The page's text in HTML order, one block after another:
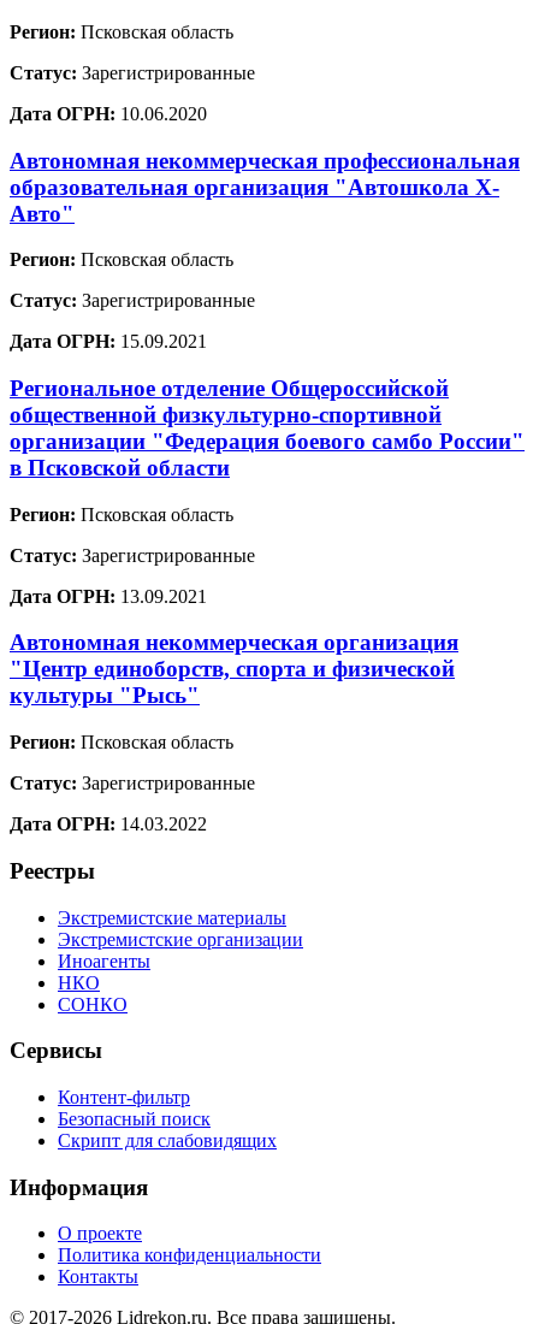
Регион: Псковская область
Статус: Зарегистрированные
Дата ОГРН: 10.06.2020
Автономная некоммерческая профессиональная
образовательная организация "Автошкола Х-
Авто"
Регион: Псковская область
Статус: Зарегистрированные
Дата ОГРН: 15.09.2021
Региональное отделение Общероссийской
общественной физкультурно-спортивной
организации "Федерация боевого самбо России"
в Псковской области
Регион: Псковская область
Статус: Зарегистрированные
Дата ОГРН: 13.09.2021
Автономная некоммерческая организация
"Центр единоборств, спорта и физической
культуры "Рысь"
Регион: Псковская область
Статус: Зарегистрированные
Дата ОГРН: 14.03.2022
Реестры
Экстремистские материалы
Экстремистские организации
Иноагенты
НКО
СОНКО
Сервисы
Контент-фильтр
Безопасный поиск
Скрипт для слабовидящих
Информация
О проекте
Политика конфиденциальности
Контакты
© 2017-2026 Lidrekon.ru. Все права защищены.